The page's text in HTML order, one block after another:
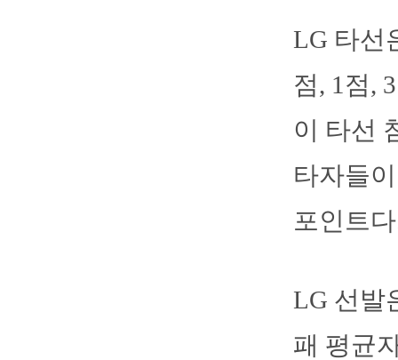
LG 타선
점, 1점,
이 타선
타자들
포인트
LG 선발
패 평균